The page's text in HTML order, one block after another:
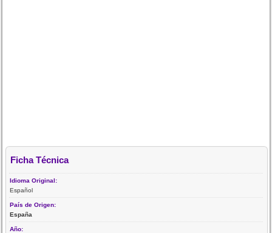
Ficha Técnica
Idioma Original:
Español
País de Origen:
España
Año: